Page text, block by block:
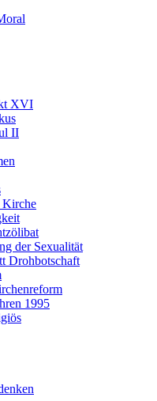
XVI
II
Kirche
der Sexualität
Drohbotschaft
1995